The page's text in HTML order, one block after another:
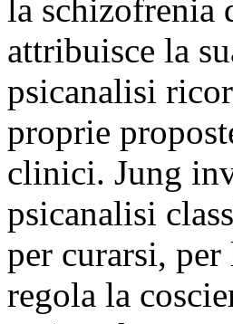
la schizofrenia
attribuisce la
psicanalisi
proprie
clinici. Jung
psicanalisi
per curarsi,
regola la